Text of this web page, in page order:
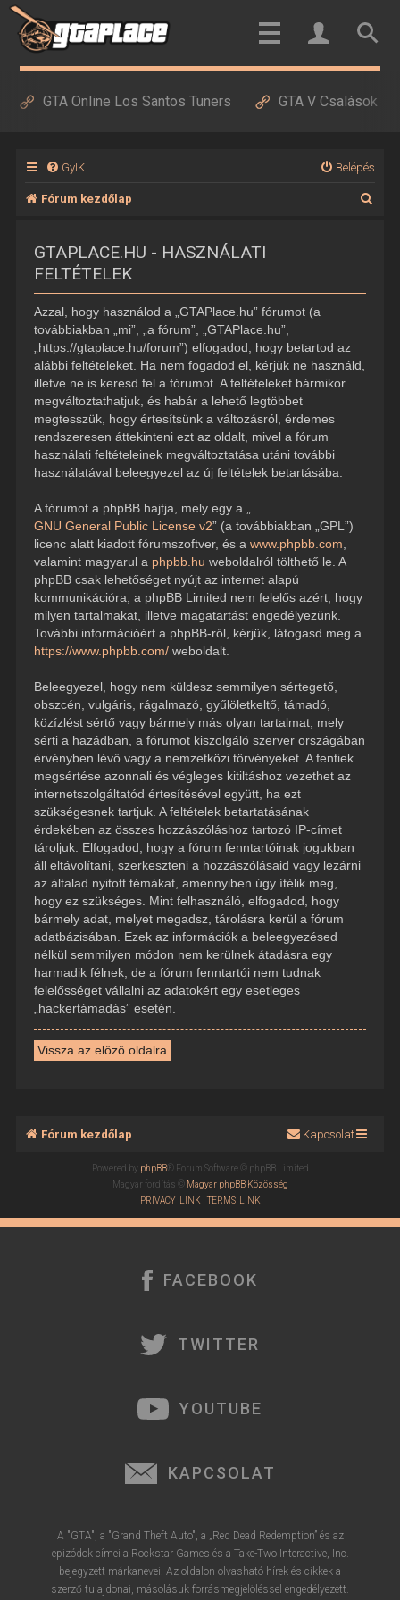
GTA Online Los Santos Tuners GTA V Csalások
GyIK Belépés
Fórum kezdőlap
GTAPLACE.HU - HASZNÁLATI
FELTÉTELEK
Azzal, hogy használod a „GTAPlace.hu” fórumot (a
továbbiakban „mi”, „a fórum”, „GTAPlace.hu”,
„https://gtaplace.hu/forum”) elfogadod, hogy betartod az
alábbi feltételeket. Ha nem fogadod el, kérjük ne használd,
illetve ne is keresd fel a fórumot. A feltételeket bármikor
megváltoztathatjuk, és habár a lehető legtöbbet
megtesszük, hogy értesítsünk a változásról, érdemes
rendszeresen áttekinteni ezt az oldalt, mivel a fórum
használati feltételeinek megváltoztatása utáni további
használatával beleegyezel az új feltételek betartásába.
A fórumot a phpBB hajtja, mely egy a „
GNU General Public License v2” (a továbbiakban „GPL”)
licenc alatt kiadott fórumszoftver, és a www.phpbb.com
valamint magyarul a phpbb.hu weboldalról tölthető le. A
phpBB csak lehetőséget nyújt az internet alapú
kommunikációra; a phpBB Limited nem felelős azért, hogy
milyen tartalmakat, illetve magatartást engedélyezünk.
További információért a phpBB-ről, kérjük, látogasd meg a
https://www.phpbb.com/weboldalt.
Beleegyezel, hogy nem küldesz semmilyen sértegető,
obszcén, vulgáris, rágalmazó, gyűlöletkeltő, támadó,
közízlést sértő vagy bármely más olyan tartalmat, mely
sérti a hazádban, a fórumot kiszolgáló szerver országában
érvényben lévő vagy a nemzetközi törvényeket. A fentiek
megsértése azonnali és végleges kitiltáshoz vezethet az
internetszolgáltatód értesítésével együtt, ha ezt
szükségesnek tartjuk. A feltételek betartatásának
érdekében az összes hozzászóláshoz tartozó IP-címet
tároljuk. Elfogadod, hogy a fórum fenntartóinak jogukban
áll eltávolítani, szerkeszteni a hozzászólásaid vagy lezárni
az általad nyitott témákat, amennyiben úgy ítélik meg,
hogy ez szükséges. Mint felhasználó, elfogadod, hogy
bármely adat, melyet megadsz, tárolásra kerül a fórum
adatbázisában. Ezek az információk a beleegyezésed
nélkül semmilyen módon nem kerülnek átadásra egy
harmadik félnek, de a fórum fenntartói nem tudnak
felelősséget vállalni az adatokért egy esetleges
„hackertámadás” esetén.
Vissza az előző oldalra
Fórum kezdőlap Kapcsolat
Powered by phpBB® Forum Software © phpBB Limited
Magyar fordítás © Magyar phpBB Közösség
PRIVACY_LINK |TERMS_LINK
FACEBOOK
TWITTER
YOUTUBE
KAPCSOLAT
A "GTA", a "Grand Theft Auto", a „Red Dead Redemption” és az
epizódok címei a Rockstar Games és a Take-Two Interactive, Inc.
bejegyzett márkanevei. Az oldalon olvasható hírek és cikkek a
szerző tulajdonai, másolásuk forrásmegjelöléssel engedélyezett.